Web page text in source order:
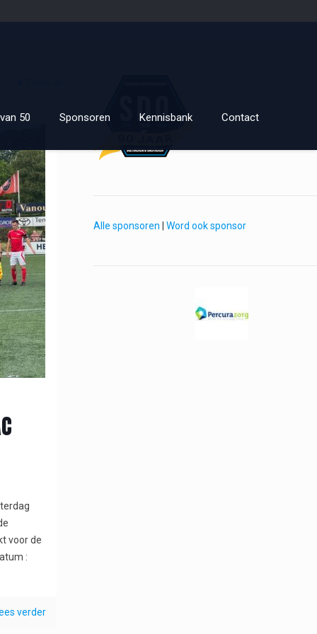
50 Sponsoren Kennisbank Contact
voor de
:
verder
Alle sponsoren Word ook sponsor